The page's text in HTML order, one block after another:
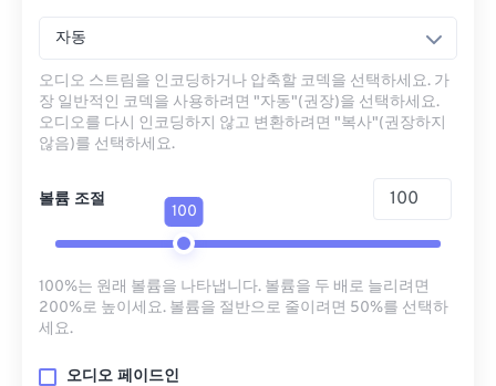
자동
오디오 스트림을 인코딩하거나 압축할 코덱을 선택하세요. 가
장 일반적인 코덱을 사용하려면 "자동"(권장)을 선택하세요.
오디오를 다시 인코딩하지 않고 변환하려면 "복사"(권장하지
않음)를 선택하세요.
볼륨 조절
100
100%는 원래 볼륨을 나타냅니다. 볼륨을 두 배로 늘리려면
200%로 높이세요. 볼륨을 절반으로 줄이려면 50%를 선택하
세요.
오디오 페이드인